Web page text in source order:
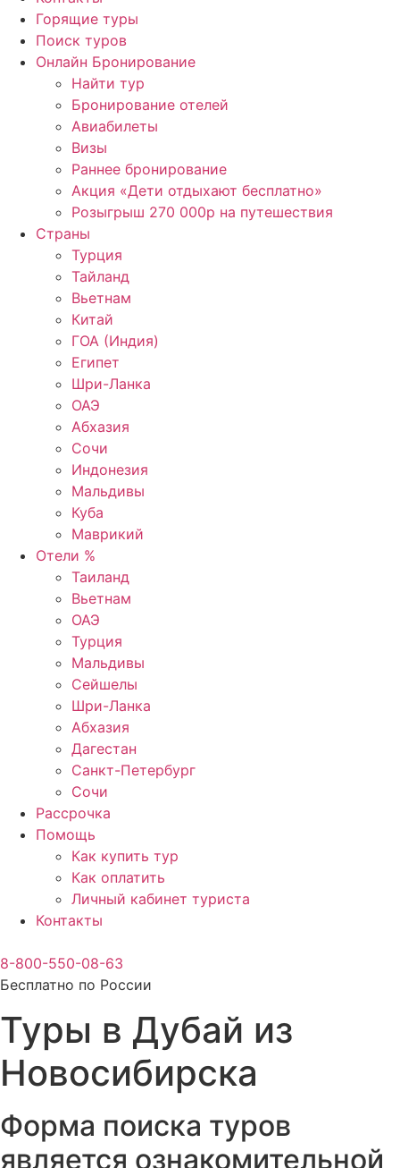
Горящие туры
Поиск туров
Онлайн Бронирование
Найти тур
Бронирование отелей
Авиабилеты
Визы
Раннее бронирование
Акция «Дети отдыхают бесплатно»
Розыгрыш 270 000р на путешествия
Страны
Турция
Тайланд
Вьетнам
Китай
ГОА (Индия)
Египет
Шри-Ланка
ОАЭ
Абхазия
Сочи
Индонезия
Мальдивы
Куба
Маврикий
Отели %
Таиланд
Вьетнам
ОАЭ
Турция
Мальдивы
Сейшелы
Шри-Ланка
Абхазия
Дагестан
Санкт-Петербург
Сочи
Рассрочка
Помощь
Как купить тур
Как оплатить
Личный кабинет туриста
Контакты
8-800-550-08-63
Бесплатно по России
Туры в Дубай из
Новосибирска
Форма поиска туров
является ознакомительной